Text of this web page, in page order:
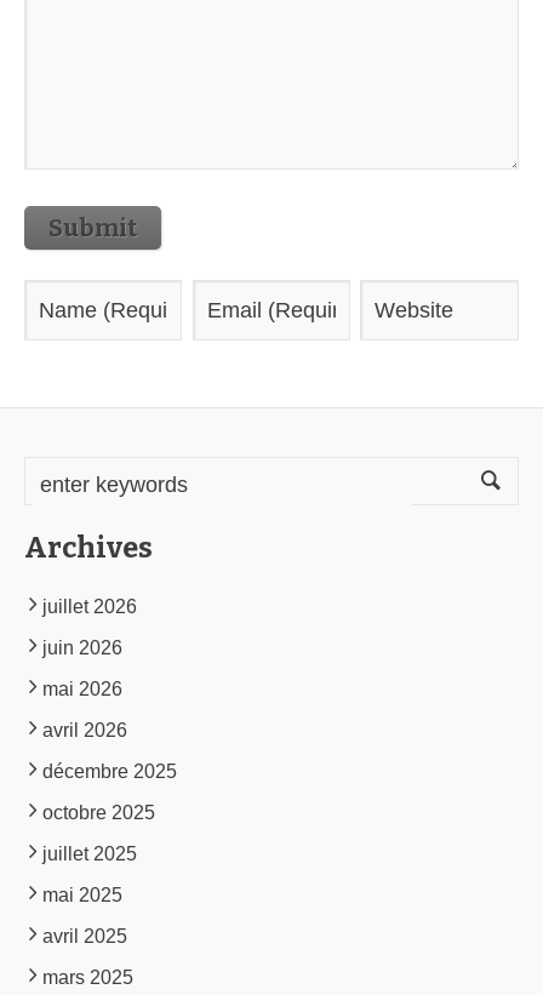
Submit
Archives
juillet 2026
juin 2026
mai 2026
avril 2026
décembre 2025
octobre 2025
juillet 2025
mai 2025
avril 2025
mars 2025